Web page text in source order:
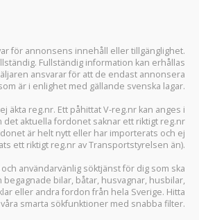
för annonsens innehåll eller tillgänglighet.
Fullständig information kan erhållas
ansvarar för att de endast annonsera
är i enlighet med gällande svenska lagar.
äkta reg.nr. Ett påhittat V-reg.nr kan anges i
det aktuella fordonet saknar ett riktigt reg.nr
är helt nytt eller har importerats och ej
ett riktigt reg.nr av Transportstyrelsen än).
och användarvänlig söktjänst för dig som ska
begagnade bilar, båtar, husvagnar, husbilar,
eller andra fordon från hela Sverige. Hitta
smarta sökfunktioner med snabba filter.